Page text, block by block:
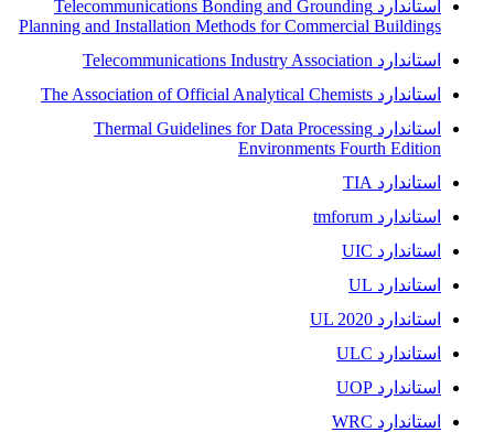
استاندارد Telecommunications Bonding and Grounding
Planning and Installation Methods for Commercial Buildings
استاندارد Telecommunications Industry Association
استاندارد The Association of Official Analytical Chemists
استاندارد Thermal Guidelines for Data Processing
Environments Fourth Edition
استاندارد TIA
استاندارد tmforum
استاندارد UIC
استاندارد UL
استاندارد UL 2020
استاندارد ULC
استاندارد UOP
استاندارد WRC